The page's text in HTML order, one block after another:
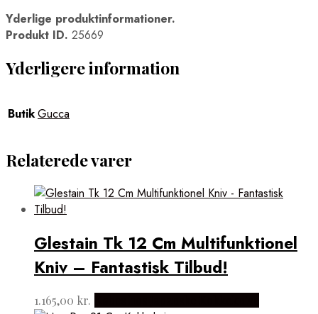
Yderlige produktinformationer.
Produkt ID. 25669
Yderligere information
ButikGucca
Relaterede varer
Glestain Tk 12 Cm Multifunktionel
Kniv – Fantastisk Tilbud!
1.165,00 kr.